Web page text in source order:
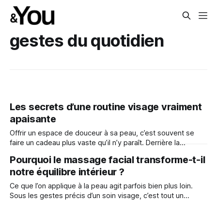
gestes du quotidien
Les secrets d’une routine visage vraiment
apaisante
Offrir un espace de douceur à sa peau, c’est souvent se
faire un cadeau plus vaste qu’il n’y paraît. Derrière la
chaque jour, avec calme.
Pourquoi le massage facial transforme-t-il
notre équilibre intérieur ?
Ce que l’on applique à la peau agit parfois bien plus loin.
Sous les gestes précis d’un soin visage, c’est tout un